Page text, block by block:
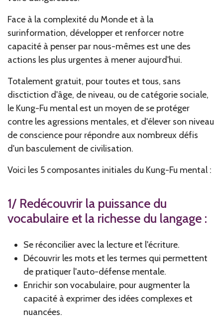
Face à la complexité du Monde et à la
surinformation, développer et renforcer notre
capacité à penser par nous-mêmes est une des
actions les plus urgentes à mener aujourd'hui.
Totalement gratuit, pour toutes et tous, sans
disctiction d'âge, de niveau, ou de catégorie sociale,
le Kung-Fu mental est un moyen de se protéger
contre les agressions mentales, et d'élever son niveau
de conscience pour répondre aux nombreux défis
d'un basculement de civilisation.
Voici les 5 composantes initiales du Kung-Fu mental :
1/ Redécouvrir la puissance du
vocabulaire et la richesse du langage :
Se réconcilier avec la lecture et l'écriture.
Découvrir les mots et les termes qui permettent
de pratiquer l'auto-défense mentale.
Enrichir son vocabulaire, pour augmenter la
capacité à exprimer des idées complexes et
nuancées.